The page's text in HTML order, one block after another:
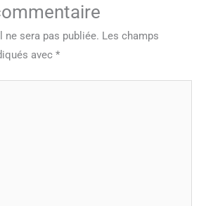
ne sera pas publiée. Les champs
avec *